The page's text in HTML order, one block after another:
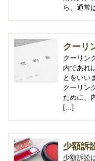
ら、通常
クーリ
クーリン
内であれ
とをいい
クーリン
ために、
[…]
少額訴
少額訴訟